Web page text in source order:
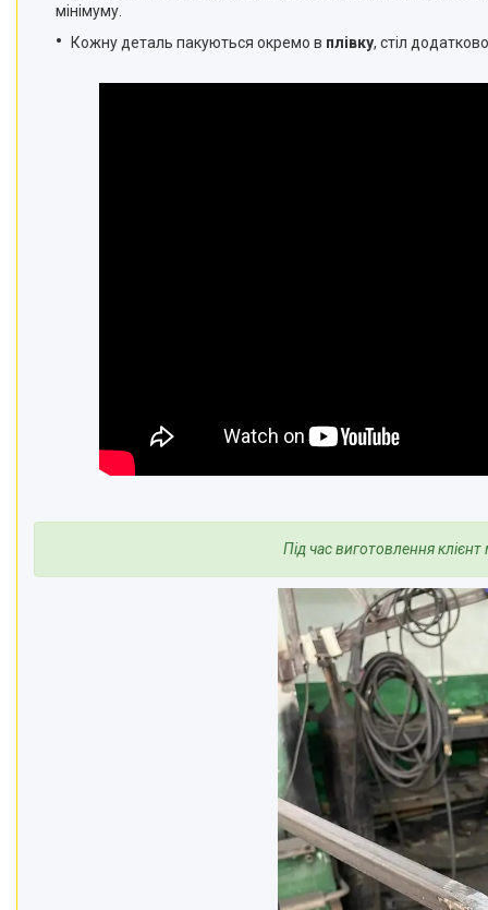
мінімуму.
Кожну деталь пакуються окремо в плівку, стіл
Під час виготовлення